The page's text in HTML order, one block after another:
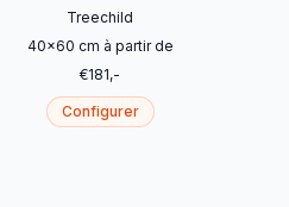
Treechild
40x60 cm à partir de
€181,-
Configurer